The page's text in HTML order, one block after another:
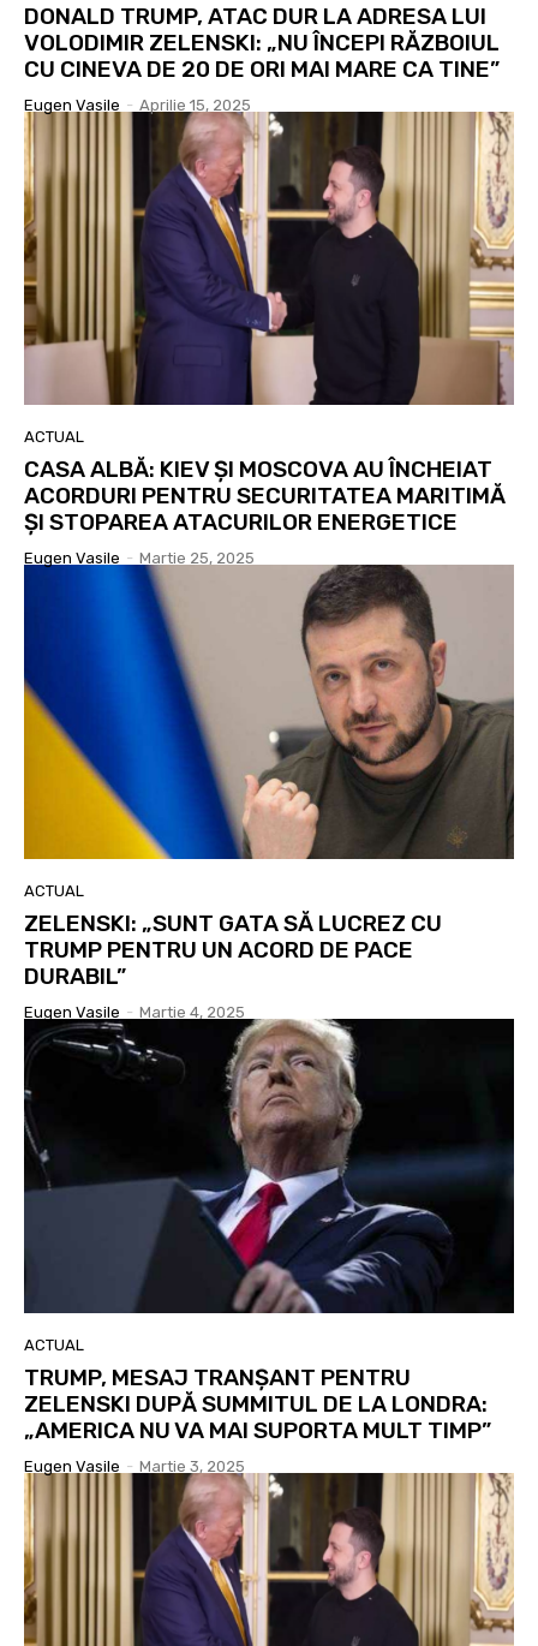
DONALD TRUMP, ATAC DUR LA ADRESA LUI
VOLODIMIR ZELENSKI: „NU ÎNCEPI RĂZBOIUL
CU CINEVA DE 20 DE ORI MAI MARE CA TINE”
Eugen Vasile - Aprilie 15, 2025
ACTUAL
CASA ALBĂ: KIEV ȘI MOSCOVA AU ÎNCHEIAT
ACORDURI PENTRU SECURITATEA MARITIMĂ
ȘI STOPAREA ATACURILOR ENERGETICE
Eugen Vasile - Martie 25, 2025
ACTUAL
ZELENSKI: „SUNT GATA SĂ LUCREZ CU
TRUMP PENTRU UN ACORD DE PACE
DURABIL”
Eugen Vasile - Martie 4, 2025
ACTUAL
TRUMP, MESAJ TRANȘANT PENTRU
ZELENSKI DUPĂ SUMMITUL DE LA LONDRA:
„AMERICA NU VA MAI SUPORTA MULT TIMP”
Eugen Vasile - Martie 3, 2025